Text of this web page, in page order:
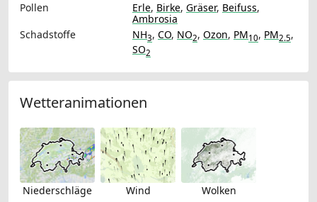
Pollen
Erle, Birke, Gräser, Beifuss,
Ambrosia
Schadstoffe
NH3, CO, NO2, Ozon, PM10, PM2.5,
SO2
Wetteranimationen
Niederschläge Wind Wolken